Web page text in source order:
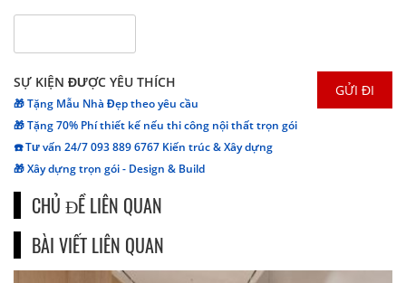
SỰ KIỆN ĐƯỢC YÊU THÍCH
🎁 Tặng Mẫu Nhà Đẹp theo yêu cầu
🎁 Tặng 70% Phí thiết kế nếu thi công nội thất trọn gói
☎️ Tư vấn 24/7 093 889 6767 Kiến trúc & Xây dựng
🎁 Xây dựng trọn gói - Design & Build
CHỦ ĐỀ LIÊN QUAN
BÀI VIẾT LIÊN QUAN